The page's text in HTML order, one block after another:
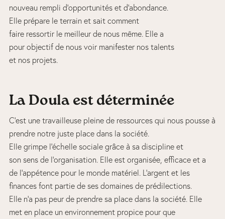
nouveau rempli d’opportunités et d’abondance.
Elle prépare le terrain et sait comment
faire ressortir le meilleur de nous même. Elle a
pour objectif de nous voir manifester nos talents
et nos projets.
La Doula est déterminée
C’est une travailleuse pleine de ressources qui nous pousse à
prendre notre juste place dans la société.
Elle grimpe l’échelle sociale grâce à sa discipline et
son sens de l’organisation. Elle est organisée, efficace et a
de l’appétence pour le monde matériel. L’argent et les
finances font partie de ses domaines de prédilections.
Elle n’a pas peur de prendre sa place dans la société. Elle
met en place un environnement propice pour que